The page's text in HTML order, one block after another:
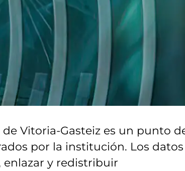
Vitoria-Gasteiz es un punto
por la institución. Los datos
y redistribuir